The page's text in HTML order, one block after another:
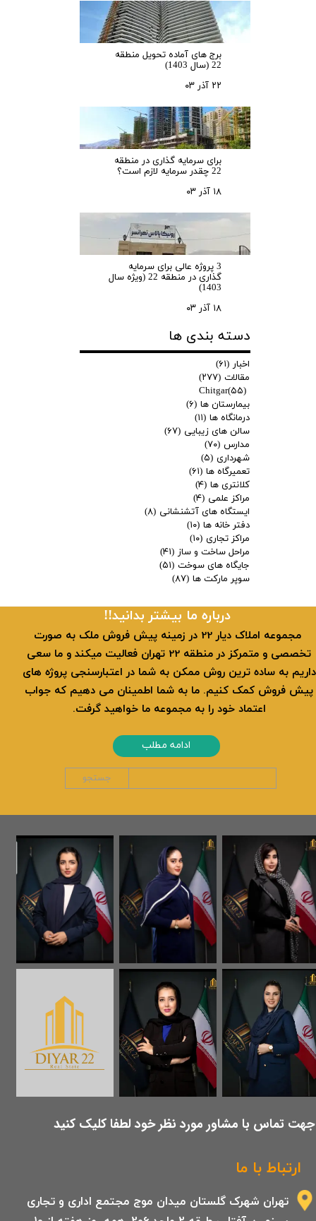
برج های آماده تحویل منطقه
22 (سال 1403)
۲۲ آذر ۰۳
برای سرمایه‌ گذاری در منطقه
22 چقدر سرمایه لازم است؟
۱۸ آذر ۰۳
3 پروژه عالی برای سرمایه
گذاری در منطقه 22 (ویژه سال
1403)
۱۸ آذر ۰۳
دسته بندی ها
اخبار (۶۱)
مقالات (۲۷۷)
Chitgar(۵۵)
بیمارستان ها (۶)
درمانگاه ها (۱۱)
سالن های زیبایی (۶۷)
مدارس (۷۰)
شهرداری (۵)
تعمیرگاه ها (۶۱)
کلانتری ها (۴)
مراکز علمی (۴)
ایستگاه های آتشنشانی (۸)
دفتر خانه ها (۱۰)
مراکز تجاری (۱۰)
مراحل ساخت و ساز (۴۱)
جایگاه های سوخت (۵۱)
سوپر مارکت ها (۸۷)
ارتباط با ما
تهران شهرک گلستان میدان موج مجتمع اداری و تجاری
​جهت تماس با مشاور مورد نظر خود لطفا کلیک کنید
​​درباره ما بیشتر بدانید!!
​ مجموعه املاک دیار 22 در زمینه پیش فروش ملک به صورت
تخصصی و متمرکز در منطقه 22 تهران فعالیت میکند و ما سعی
داریم به ساده ترین روش ممکن به شما در اعتبارسنجی پروژه های
پیش فروش کمک کنیم. ما به شما اطمینان می دهیم که جواب
اعتماد خود را به مجموعه ما خواهید گرفت.
ادامه مطلب
جستجو